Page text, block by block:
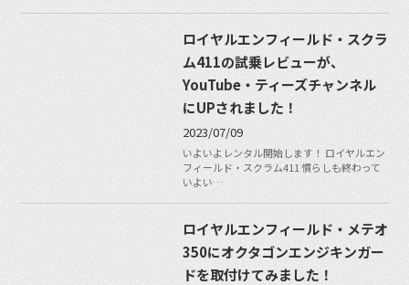
ロイヤルエンフィールド・スクラ
ム411の試乗レビューが、
YouTube・ティーズチャンネル
にUPされました！
2023/07/09
いよいよレンタル開始します！ ロイヤルエン
フィールド・スクラム411 慣らしも終わって
いよい…
ロイヤルエンフィールド・メテオ
350にオクタゴンエンジキンガー
ドを取付けてみました！